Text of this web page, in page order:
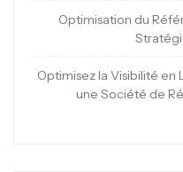
Optimisation du
Optimisez la Visibilité
une Société de